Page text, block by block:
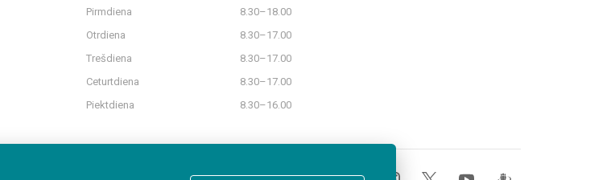
Pirmdiena
8.30–18.00
Otrdiena
8.30–17.00
Trešdiena
8.30–17.00
Ceturtdiena
8.30–17.00
Piektdiena
8.30–16.00